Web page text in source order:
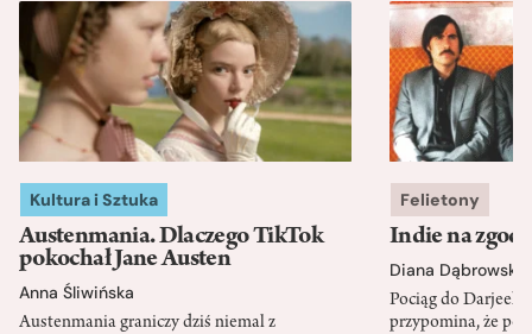
Kultura i Sztuka
Austenmania. Dlaczego TikTok
pokochał Jane Austen
Anna Śliwińska
Austenmania graniczy dziś niemal z
Felietony
Indie na
Diana Dąbrowska
Pociąg do
przypomina, że